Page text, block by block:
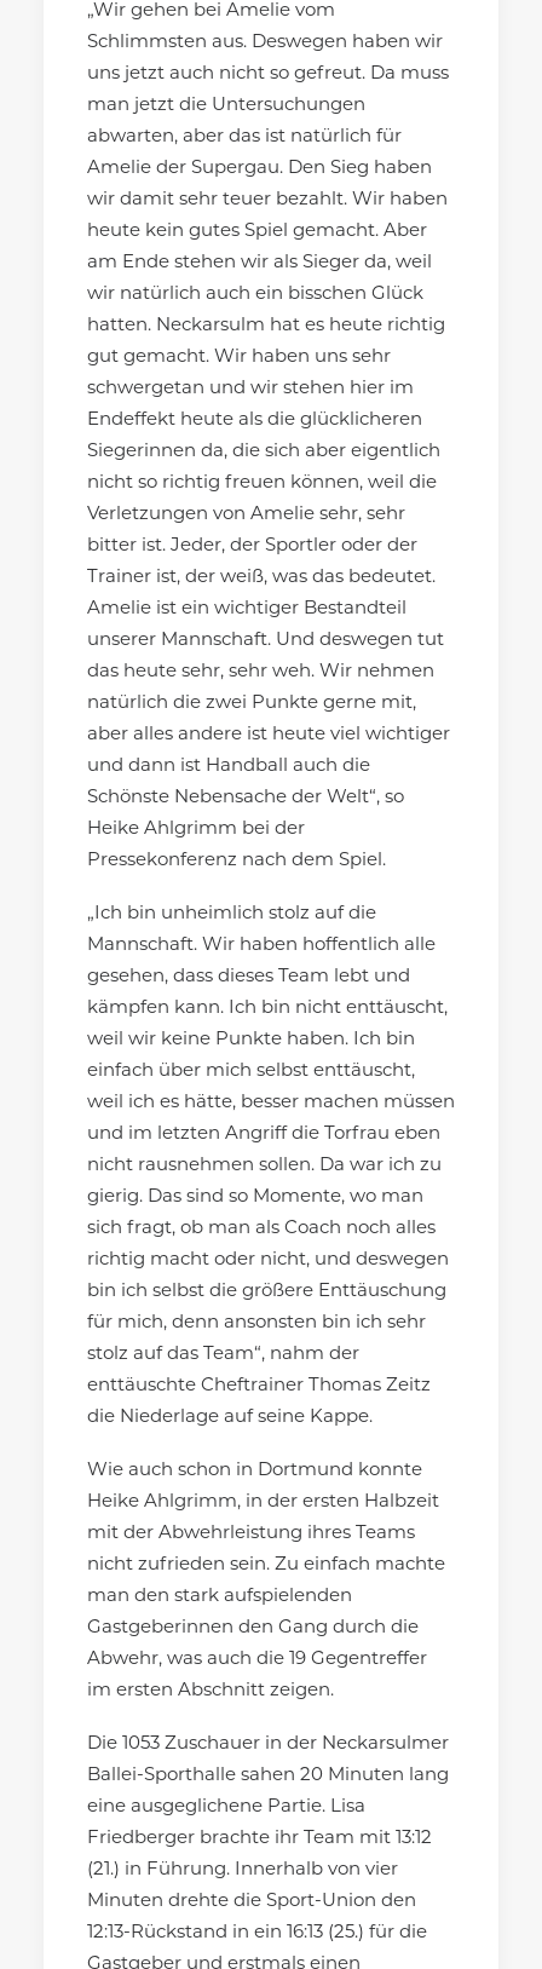
„Wir gehen bei Amelie vom
Schlimmsten aus. Deswegen haben wir
uns jetzt auch nicht so gefreut. Da muss
man jetzt die Untersuchungen
abwarten, aber das ist natürlich für
Amelie der Supergau. Den Sieg haben
wir damit sehr teuer bezahlt. Wir haben
heute kein gutes Spiel gemacht. Aber
am Ende stehen wir als Sieger da, weil
wir natürlich auch ein bisschen Glück
hatten. Neckarsulm hat es heute richtig
gut gemacht. Wir haben uns sehr
schwergetan und wir stehen hier im
Endeffekt heute als die glücklicheren
Siegerinnen da, die sich aber eigentlich
nicht so richtig freuen können, weil die
Verletzungen von Amelie sehr, sehr
bitter ist. Jeder, der Sportler oder der
Trainer ist, der weiß, was das bedeutet.
Amelie ist ein wichtiger Bestandteil
unserer Mannschaft. Und deswegen tut
das heute sehr, sehr weh. Wir nehmen
natürlich die zwei Punkte gerne mit,
aber alles andere ist heute viel wichtiger
und dann ist Handball auch die
Schönste Nebensache der Welt“, so
Heike Ahlgrimm bei der
Pressekonferenz nach dem Spiel.
„Ich bin unheimlich stolz auf die
Mannschaft. Wir haben hoffentlich alle
gesehen, dass dieses Team lebt und
kämpfen kann. Ich bin nicht enttäuscht,
weil wir keine Punkte haben. Ich bin
einfach über mich selbst enttäuscht,
weil ich es hätte, besser machen müssen
und im letzten Angriff die Torfrau eben
nicht rausnehmen sollen. Da war ich zu
gierig. Das sind so Momente, wo man
sich fragt, ob man als Coach noch alles
richtig macht oder nicht, und deswegen
bin ich selbst die größere Enttäuschung
für mich, denn ansonsten bin ich sehr
stolz auf das Team“, nahm der
enttäuschte Cheftrainer Thomas Zeitz
die Niederlage auf seine Kappe.
Wie auch schon in Dortmund konnte
Heike Ahlgrimm, in der ersten Halbzeit
mit der Abwehrleistung ihres Teams
nicht zufrieden sein. Zu einfach machte
man den stark aufspielenden
Gastgeberinnen den Gang durch die
Abwehr, was auch die 19 Gegentreffer
im ersten Abschnitt zeigen.
Die 1053 Zuschauer in der Neckarsulmer
Ballei-Sporthalle sahen 20 Minuten lang
eine ausgeglichene Partie. Lisa
Friedberger brachte ihr Team mit 13:12
(21.) in Führung. Innerhalb von vier
Minuten drehte die Sport-Union den
12:13-Rückstand in ein 16:13 (25.) für die
Gastgeber und erstmals einen